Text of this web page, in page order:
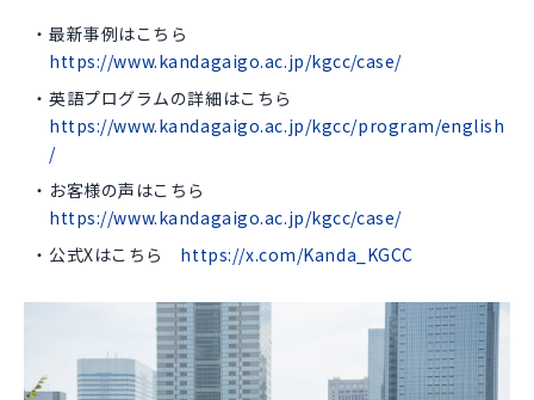
最新事例はこちら
https://www.kandagaigo.ac.jp/kgcc/case/
英語プログラムの詳細はこちら
https://www.kandagaigo.ac.jp/kgcc/program/english
/
お客様の声はこちら
https://www.kandagaigo.ac.jp/kgcc/case/
公式Xはこちら https://x.com/Kanda_KGCC